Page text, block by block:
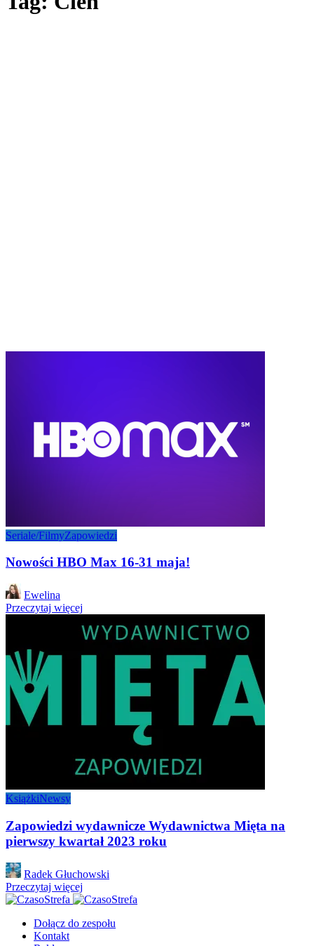
Seriale/FilmyZapowiedzi
Nowości HBO Max 16-31 maja!
Posted
by
Ewelina
Przeczytaj więcej
KsiążkiNewsy
Zapowiedzi wydawnicze Wydawnictwa Mięta na
pierwszy kwartał 2023 roku
Posted
by
Radek Głuchowski
Przeczytaj więcej
Dołącz do zespołu
Kontakt